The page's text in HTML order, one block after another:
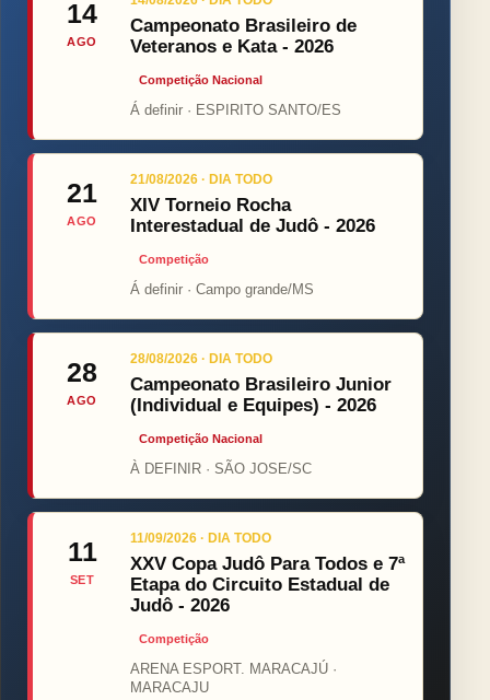
14
AGO
Campeonato Brasileiro de
Veteranos e Kata - 2026
Competição Nacional
Á definir · ESPIRITO SANTO/ES
21
AGO
21/08/2026 · DIA TODO
XIV Torneio Rocha
Interestadual de Judô - 2026
Competição
Á definir · Campo grande/MS
28
AGO
28/08/2026 · DIA TODO
Campeonato Brasileiro Junior
(Individual e Equipes) - 2026
Competição Nacional
À DEFINIR · SÃO JOSE/SC
11
SET
11/09/2026 · DIA TODO
XXV Copa Judô Para Todos e 7ª
Etapa do Circuito Estadual de
Judô - 2026
Competição
ARENA ESPORT. MARACAJÚ ·
MARACAJU